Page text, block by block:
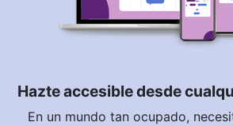
Hazte accesible desde
En un mundo tan ocupado,